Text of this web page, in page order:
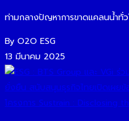
ท่ามกลางปัญหาการขาดแคลนน้ำทั่
By O2O ESG
13 มีนาคม 2025